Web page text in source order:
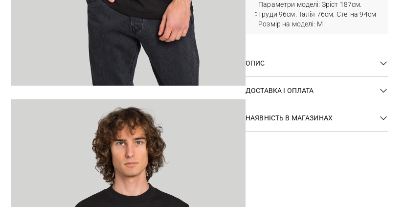
Параметри моделі: Зріст 187см.
Груди 96см. Талія 76см. Стегна 94см
Розмір на моделі: М
ОПИС
ДОСТАВКА І ОПЛАТА
НАЯВНІСТЬ В МАГАЗИНАХ